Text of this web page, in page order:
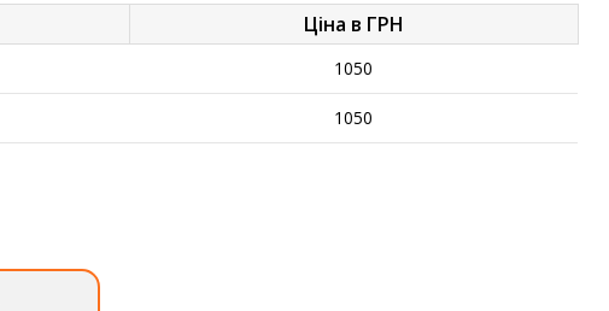
Ціна в ГРН
1050
1050